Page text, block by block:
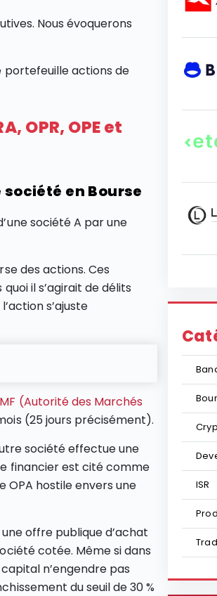
Nous évoquerons
portefeuille actions de
OPR, OPE et
en Bourse
société A par une
des actions. Ces
il s’agirait de délits
s’ajuste
(Autorité des Marchés
(25 jours précisément).
société effectue une
financier est cité comme
hostile envers une
offre publique d’achat
cotée. Même si dans
n’engendre pas
du seuil de 30 %
ISR